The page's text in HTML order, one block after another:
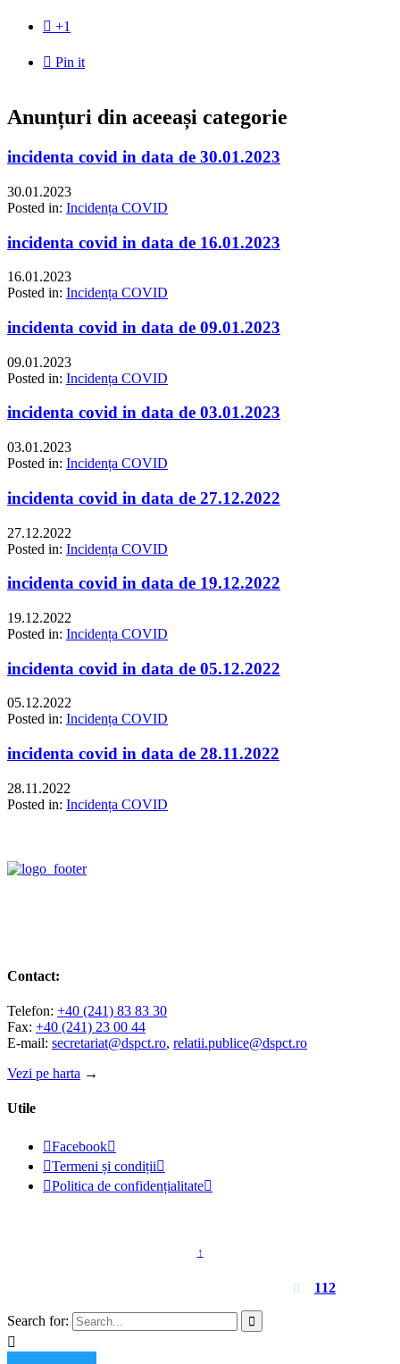
 +1
 Pin it
Anunțuri din aceeași categorie
incidenta covid in data de 30.01.2023
30.01.2023
Posted in: Incidența COVID
incidenta covid in data de 16.01.2023
16.01.2023
Posted in: Incidența COVID
incidenta covid in data de 09.01.2023
09.01.2023
Posted in: Incidența COVID
incidenta covid in data de 03.01.2023
03.01.2023
Posted in: Incidența COVID
incidenta covid in data de 27.12.2022
27.12.2022
Posted in: Incidența COVID
incidenta covid in data de 19.12.2022
19.12.2022
Posted in: Incidența COVID
incidenta covid in data de 05.12.2022
05.12.2022
Posted in: Incidența COVID
incidenta covid in data de 28.11.2022
28.11.2022
Posted in: Incidența COVID
Contact:
Telefon: +40 (241) 83 83 30
Fax: +40 (241) 23 00 44
E-mail: secretariat@dspct.ro, relatii.publice@dspct.ro
Vezi pe harta →
Utile
Facebook
Termeni și condiții
Politica de confidențialitate
↑
 112
Search for: 
